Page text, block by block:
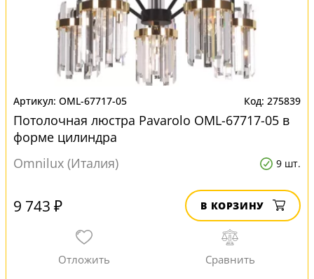
OML-67717-05 275839
Потолочная люстра Pavarolo OML-67717-05 в
форме цилиндра
Omnilux (Италия)
9 шт.
9 743 ₽ В КОРЗИНУ